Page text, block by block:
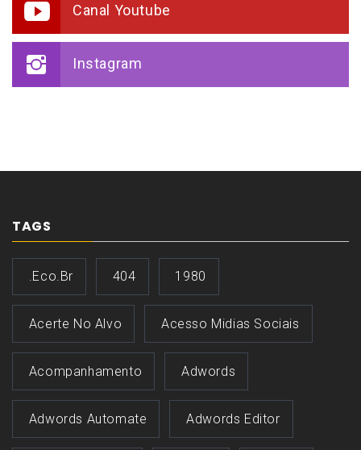
Canal Youtube
Instagram
TAGS
.eco.br 404 1980
Acerte No Alvo Acesso Midias Sociais
Acompanhamento Adwords
Adwords Automate Adwords Editor